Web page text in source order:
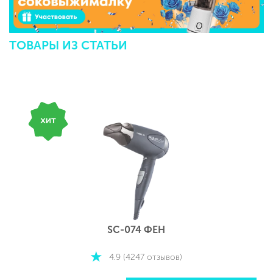
ТОВАРЫ ИЗ СТАТЬИ
SC-074 ФЕН
4.9 (4247 отзывов)